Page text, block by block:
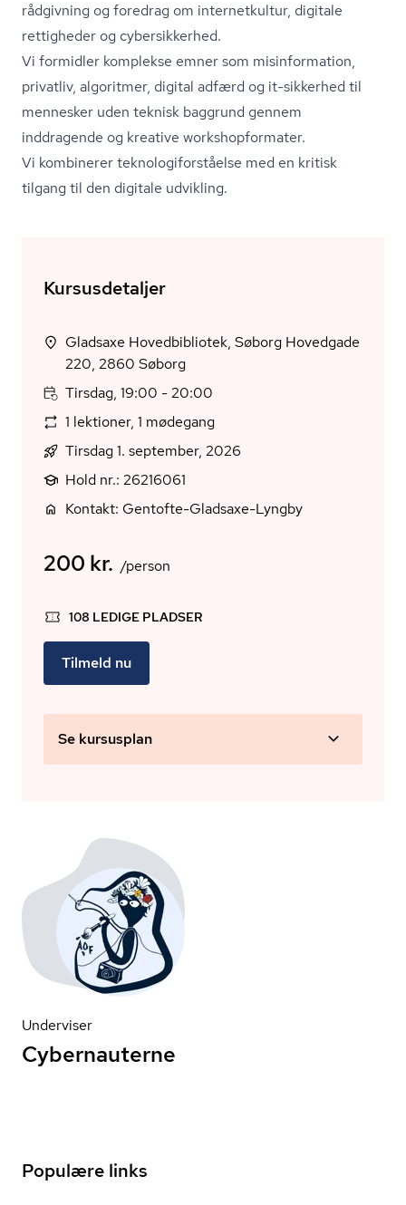
rådgivning og foredrag om internetkultur, digitale
rettigheder og cybersikkerhed.
Vi formidler komplekse emner som misinformation,
privatliv, algoritmer, digital adfærd og it-sikkerhed til
mennesker uden teknisk baggrund gennem
inddragende og kreative wor­ks­hop­for­ma­ter.
Vi kombinerer tek­no­lo­gi­for­stå­el­se med en kritisk
tilgang til den digitale udvikling.
Kursusdetaljer
Gladsaxe Hovedbibliotek, Søborg Hovedgade
220, 2860 Søborg
Tirsdag, 19:00 - 20:00
1 lektioner, 1 mødegang
Tirsdag 1. september, 2026
Hold nr.: 26216061
Kontakt: Gentofte-Gladsaxe-Lyngby
200 kr. /person
108 LEDIGE PLADSER
Tilmeld nu
Se kursusplan
Underviser
Cybernauterne
Populære links